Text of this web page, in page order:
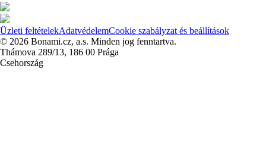
Üzleti feltételekAdatvédelemCookie szabályzat és beállítások
© 2026 Bonami.cz, a.s. Minden jog fenntartva.
Thámova 289/13, 186 00 Prága
Csehország